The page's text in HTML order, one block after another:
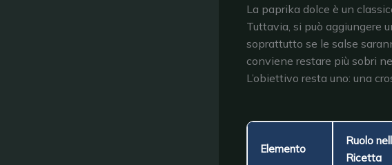
La paprika dolce è un
Tuttavia, si può aggiungere
soprattutto se le salse
conviene restare più sobri
L’obiettivo resta uno: una
Elemento
Ruolo
Ricetta